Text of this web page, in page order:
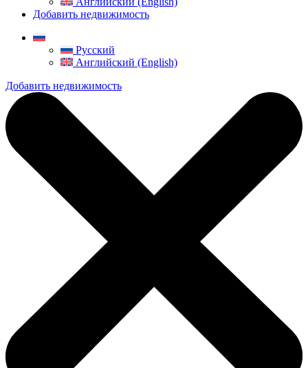
Добавить недвижимость
Русский
Английский (English)
Добавить недвижимость